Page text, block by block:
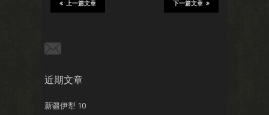
下一篇文章
上一篇文章
近期文章
新疆伊犁 10